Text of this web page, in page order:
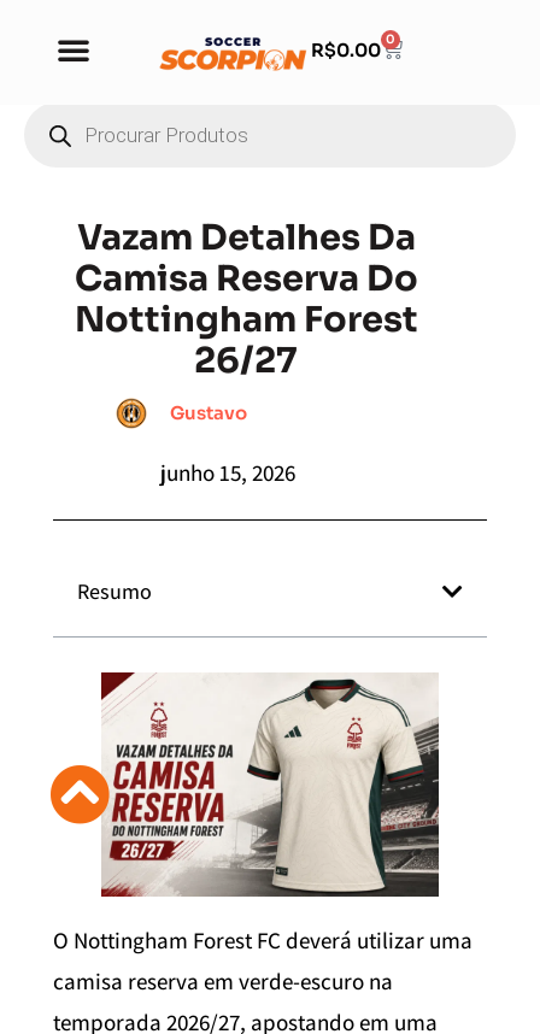
R$0.00 0
Vazam Detalhes Da
Camisa Reserva Do
Nottingham Forest
26/27
Gustavo
junho 15, 2026
Resumo
O Nottingham Forest FC deverá utilizar uma
camisa reserva em verde-escuro na
temporada 2026/27, apostando em uma